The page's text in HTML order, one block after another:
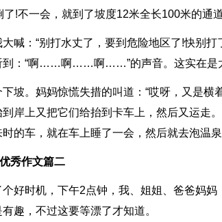
!不一会，就到了坡度12米全长100米的通道
喊：“别打水丈了，要到危险地区了!快别打
到：“啊……啊……啊……”的声音。这实在是
坡。妈妈惊慌失措的叫道：“哎呀，又是横
岸上又把它们给抬到卡车上，然后又运走
的车，就在车上睡了一会，然后就去泡温泉
秀作文篇二
好时机，下午2点钟，我、姐姐、爸爸妈
趣，不过这要等漂了才知道。